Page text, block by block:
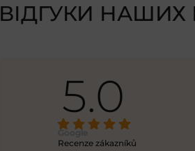
ВІДГУКИ НАШИХ
5.0
Google
Recenze zákazníků
6 months ago
This is my first time using this
service, and eve...